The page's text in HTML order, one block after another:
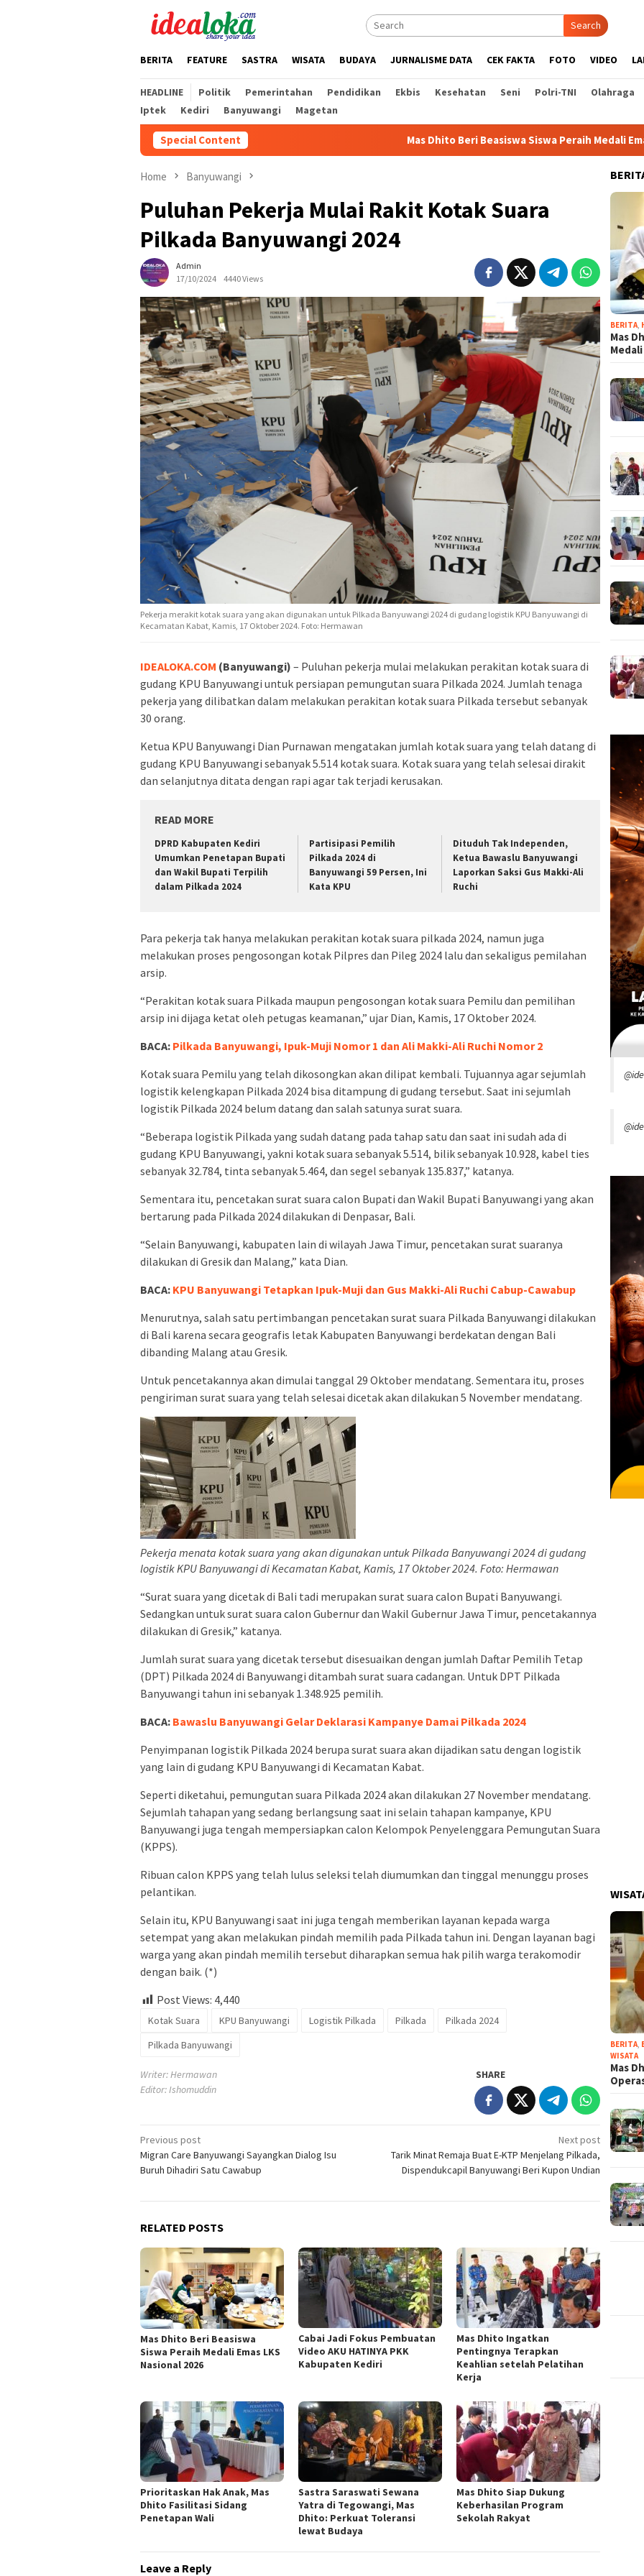
Search
BERITA FEATURE SASTRA WISATA BUDAYA JURNALISME DATA CEK FAKTA FOTO VIDEO
HEADLINE Politik Pemerintahan Pendidikan Ekbis Kesehatan Seni Polri-TNI
Olahraga
Iptek
Kediri Banyuwangi Magetan
Special Content Mas Dhito Beri Beasiswa Siswa Peraih Medali Emas LKS Nasional
Home Banyuwangi
Puluhan Pekerja Mulai Rakit Kotak Suara
Pilkada Banyuwangi 2024
Admin
17/10/2024
4440 Views
Pekerja merakit kotak suara yang akan digunakan untuk Pilkada Banyuwangi 2024 di gudang logistik KPU Banyuwangi di
Kecamatan Kabat, Kamis, 17 Oktober 2024. Foto: Hermawan
IDEALOKA.COM (Banyuwangi) – Puluhan pekerja mulai melakukan perakitan kotak suara di
gudang KPU Banyuwangi untuk persiapan pemungutan suara Pilkada 2024. Jumlah tenaga
pekerja yang dilibatkan dalam melakukan perakitan kotak suara Pilkada tersebut sebanyak
30 orang.
Ketua KPU Banyuwangi Dian Purnawan mengatakan jumlah kotak suara yang telah datang di
gudang KPU Banyuwangi sebanyak 5.514 kotak suara. Kotak suara yang telah selesai dirakit
dan selanjutnya ditata dengan rapi agar tak terjadi kerusakan.
READ MORE
DPRD Kabupaten Kediri
Umumkan Penetapan Bupati
dan Wakil Bupati Terpilih
dalam Pilkada 2024
Partisipasi Pemilih
Pilkada 2024 di
Banyuwangi 59 Persen, Ini
Kata KPU
Dituduh Tak Independen,
Ketua Bawaslu Banyuwangi
Laporkan Saksi Gus Makki-Ali
Ruchi
Para pekerja tak hanya melakukan perakitan kotak suara pilkada 2024, namun juga
melakukan proses pengosongan kotak Pilpres dan Pileg 2024 lalu dan sekaligus pemilahan
arsip.
“Perakitan kotak suara Pilkada maupun pengosongan kotak suara Pemilu dan pemilihan
arsip ini dijaga ketat oleh petugas keamanan,” ujar Dian, Kamis, 17 Oktober 2024.
BACA: Pilkada Banyuwangi, Ipuk-Muji Nomor 1 dan Ali Makki-Ali Ruchi Nomor 2
Kotak suara Pemilu yang telah dikosongkan akan dilipat kembali. Tujuannya agar sejumlah
logistik kelengkapan Pilkada 2024 bisa ditampung di gudang tersebut. Saat ini sejumlah
logistik Pilkada 2024 belum datang dan salah satunya surat suara.
“Beberapa logistik Pilkada yang sudah datang pada tahap satu dan saat ini sudah ada di
gudang KPU Banyuwangi, yakni kotak suara sebanyak 5.514, bilik sebanyak 10.928, kabel ties
sebanyak 32.784, tinta sebanyak 5.464, dan segel sebanyak 135.837,” katanya.
Sementara itu, pencetakan surat suara calon Bupati dan Wakil Bupati Banyuwangi yang akan
bertarung pada Pilkada 2024 dilakukan di Denpasar, Bali.
“Selain Banyuwangi, kabupaten lain di wilayah Jawa Timur, pencetakan surat suaranya
dilakukan di Gresik dan Malang,” kata Dian.
BACA: KPU Banyuwangi Tetapkan Ipuk-Muji dan Gus Makki-Ali Ruchi Cabup-Cawabup
Menurutnya, salah satu pertimbangan pencetakan surat suara Pilkada Banyuwangi dilakukan
di Bali karena secara geografis letak Kabupaten Banyuwangi berdekatan dengan Bali
dibanding Malang atau Gresik.
Untuk pencetakannya akan dimulai tanggal 29 Oktober mendatang. Sementara itu, proses
pengiriman surat suara yang telah selesai dicetak akan dilakukan 5 November mendatang.
Pekerja menata kotak suara yang akan digunakan untuk Pilkada Banyuwangi 2024 di gudang
logistik KPU Banyuwangi di Kecamatan Kabat, Kamis, 17 Oktober 2024. Foto: Hermawan
“Surat suara yang dicetak di Bali tadi merupakan surat suara calon Bupati Banyuwangi.
Sedangkan untuk surat suara calon Gubernur dan Wakil Gubernur Jawa Timur, pencetakannya
dilakukan di Gresik,” katanya.
Jumlah surat suara yang dicetak tersebut disesuaikan dengan jumlah Daftar Pemilih Tetap
(DPT) Pilkada 2024 di Banyuwangi ditambah surat suara cadangan. Untuk DPT Pilkada
Banyuwangi tahun ini sebanyak 1.348.925 pemilih.
BACA: Bawaslu Banyuwangi Gelar Deklarasi Kampanye Damai Pilkada 2024
Penyimpanan logistik Pilkada 2024 berupa surat suara akan dijadikan satu dengan logistik
yang lain di gudang KPU Banyuwangi di Kecamatan Kabat.
Seperti diketahui, pemungutan suara Pilkada 2024 akan dilakukan 27 November mendatang.
Sejumlah tahapan yang sedang berlangsung saat ini selain tahapan kampanye, KPU
Banyuwangi juga tengah mempersiapkan calon Kelompok Penyelenggara Pemungutan Suara
(KPPS).
Ribuan calon KPPS yang telah lulus seleksi telah diumumkan dan tinggal menunggu proses
pelantikan.
Selain itu, KPU Banyuwangi saat ini juga tengah memberikan layanan kepada warga
setempat yang akan melakukan pindah memilih pada Pilkada tahun ini. Dengan layanan bagi
warga yang akan pindah memilih tersebut diharapkan semua hak pilih warga terakomodir
dengan baik. (*)
Post Views: 4,440
Kotak Suara KPU Banyuwangi Logistik Pilkada Pilkada
Pilkada 2024
Pilkada Banyuwangi
Writer: Hermawan
Editor: Ishomuddin
SHARE
Post
navigation
Previous post
Migran Care Banyuwangi Sayangkan Dialog Isu
Buruh Dihadiri Satu Cawabup
Next post
Tarik Minat Remaja Buat E-KTP Menjelang Pilkada,
Dispendukcapil Banyuwangi Beri Kupon Undian
RELATED POSTS
Mas Dhito Beri Beasiswa
Siswa Peraih Medali Emas LKS
Nasional 2026
Cabai Jadi Fokus Pembuatan
Video AKU HATINYA PKK
Kabupaten Kediri
Mas Dhito Ingatkan
Pentingnya Terapkan
Keahlian setelah Pelatihan
Kerja
Prioritaskan Hak Anak, Mas
Dhito Fasilitasi Sidang
Penetapan Wali
Sastra Saraswati Sewana
Yatra di Tegowangi, Mas
Dhito: Perkuat Toleransi
lewat Budaya
Mas Dhito Siap Dukung
Keberhasilan Program
Sekolah Rakyat
Leave a Reply
BERITA
Mas
Medali
BERITA,
WISATA
Mas